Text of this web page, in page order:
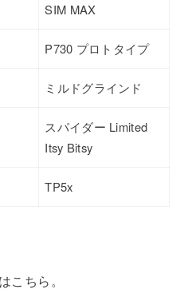
SIM MAX
P730 プロトタイプ
ミルドグラインド
スパイダー Limited
Itsy Bitsy
TP5x
こちら。